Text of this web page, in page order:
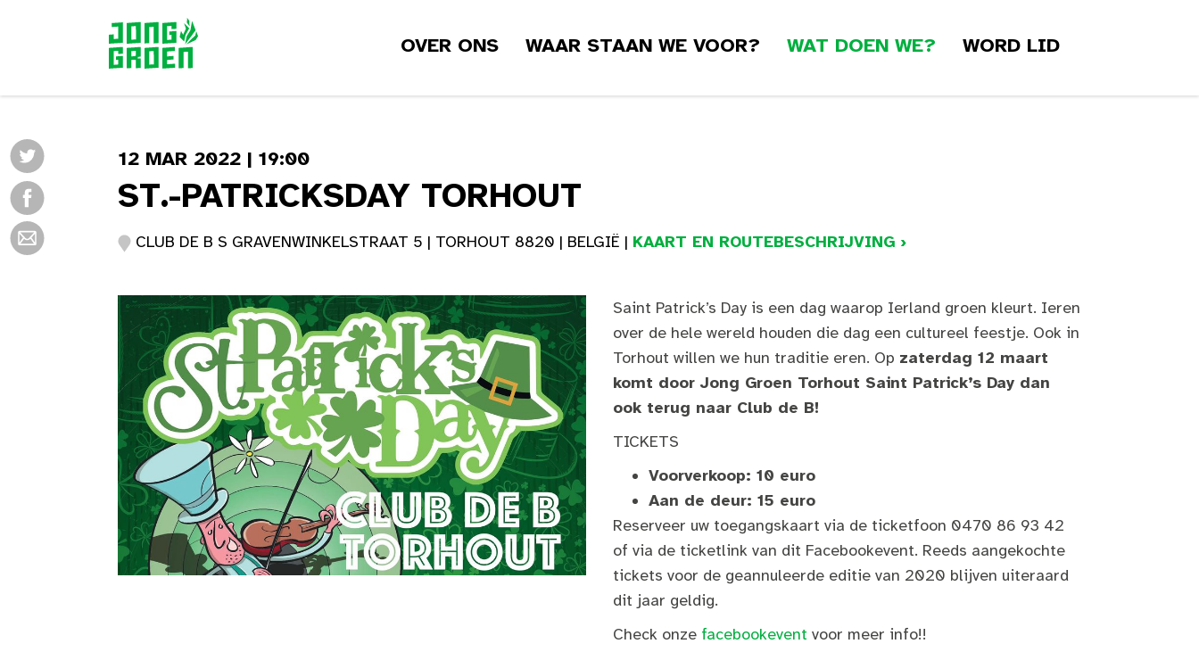
OVER ONS WAAR STAAN WE VOOR? WAT DOEN WE? WORD LID
12 MAR 2022 | 19:00
ST.-PATRICKSDAY TORHOUT
CLUB DE B S GRAVENWINKELSTRAAT 5 | TORHOUT 8820 | BELGIË | KAART EN ROUTEBESCHRIJVING ›
Saint Patrick’s Day is een dag waarop Ierland groen kleurt. Ieren
over de hele wereld houden die dag een cultureel feestje. Ook in
Torhout willen we hun traditie eren. Op zaterdag 12 maart
komt door Jong Groen Torhout Saint Patrick’s Day dan
ook terug naar Club de B!
TICKETS
Voorverkoop: 10 euro
Aan de deur: 15 euro
Reserveer uw toegangskaart via de ticketfoon 0470 86 93 42
of via de ticketlink van dit Facebookevent. Reeds aangekochte
tickets voor de geannuleerde editie van 2020 blijven uiteraard
dit jaar geldig.
Check onze facebookevent voor meer info!!